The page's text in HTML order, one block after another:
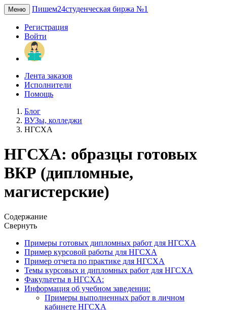
Меню Пишем24студенческая биржа №1
Регистрация
Войти
Лента заказов
Исполнители
Помощь
Блог
ВУЗы, колледжи
НГСХА
НГСХА: образцы готовых
ВКР (дипломные,
магистерские)
Содержание
Свернуть
Примеры готовых дипломных работ для НГСХА
Пример курсовой работы для НГСХА
Пример отчета по практике для НГСХА
Темы курсовых и дипломных работ для НГСХА
Факультеты в НГСХА:
Информация об учебном заведении:
Примеры выполненных работ в личном
кабинете НГСХА